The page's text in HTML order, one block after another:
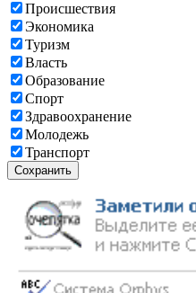
Происшествия
Экономика
Туризм
Власть
Образование
Спорт
Здравоохранение
Молодежь
Транспорт
Сохранить